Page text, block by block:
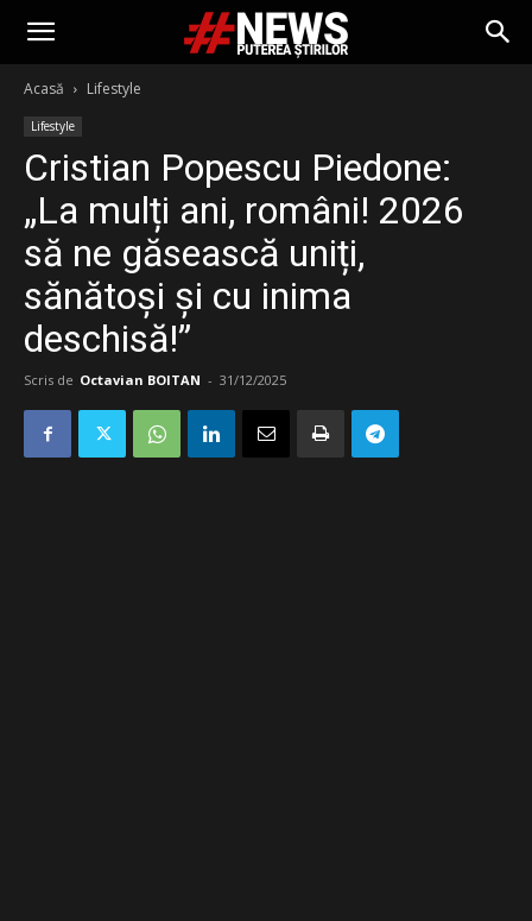
Acasă Lifestyle
Lifestyle
Cristian Popescu Piedone:
„La mulți ani, români! 2026
să ne găsească uniți,
sănătoși și cu inima
deschisă!”
Scris de Octavian BOITAN - 31/12/2025